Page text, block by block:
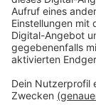
Holzhybrid-
Stadt
neuen
Anzeige